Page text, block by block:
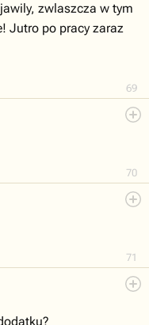
69
zwlaszcza w tym
Jutro po pracy zaraz
70
71